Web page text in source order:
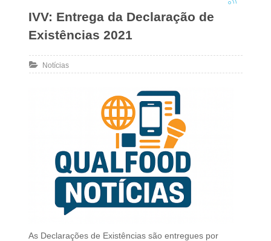
IVV: Entrega da Declaração de
Existências 2021
Notícias
As Declarações de Existências são entregues por